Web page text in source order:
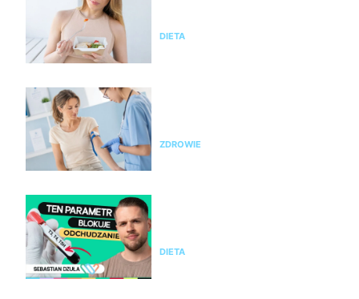
DIETA
ZDROWIE
DIETA